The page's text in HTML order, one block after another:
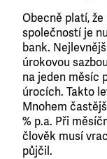
Obecně platí,
společností je
bank.
úrokovou
na jeden měsíc
úrocích. Takto
Mnohem
% p.a. Při
člověk musí
půjčil.